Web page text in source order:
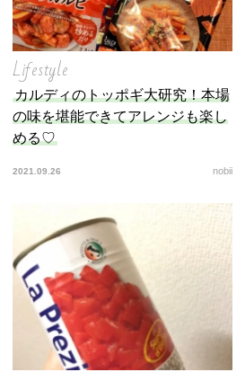
Lifestyle
カルディのトッポギ大研究！本場
の味を堪能できてアレンジも楽し
める♡
2021.09.26 nobii